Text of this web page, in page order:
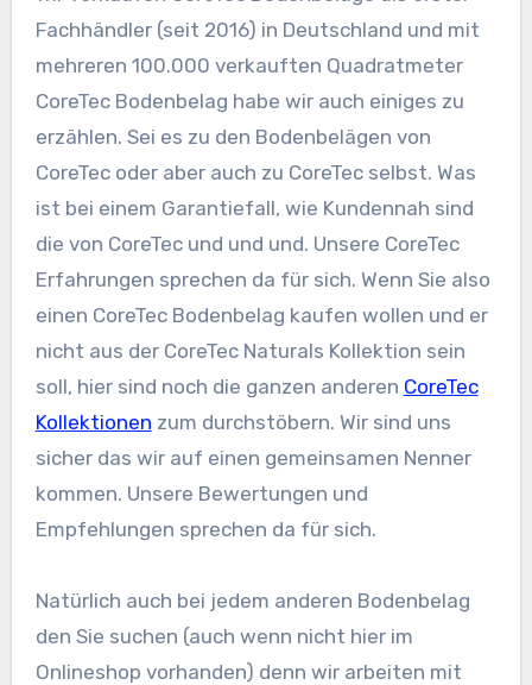
Fachhändler (seit 2016) in Deutschland und mit
mehreren 100.000 verkauften Quadratmeter
CoreTec Bodenbelag habe wir auch einiges zu
erzählen. Sei es zu den Bodenbelägen von
CoreTec oder aber auch zu CoreTec selbst. Was
ist bei einem Garantiefall, wie Kundennah sind
die von CoreTec und und und. Unsere CoreTec
Erfahrungen sprechen da für sich. Wenn Sie also
einen CoreTec Bodenbelag kaufen wollen und er
nicht aus der CoreTec Naturals Kollektion sein
soll, hier sind noch die ganzen anderen CoreTec
Kollektionen zum durchstöbern. Wir sind uns
sicher das wir auf einen gemeinsamen Nenner
kommen. Unsere Bewertungen und
Empfehlungen sprechen da für sich.
Natürlich auch bei jedem anderen Bodenbelag
den Sie suchen (auch wenn nicht hier im
Onlineshop vorhanden) denn wir arbeiten mit